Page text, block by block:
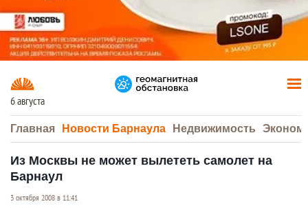
6 августа
Главная Новости Барнаула Недвижимость
Из Москвы не может вылететь самолет на
Барнаул
3 октября 2008 в 11:41